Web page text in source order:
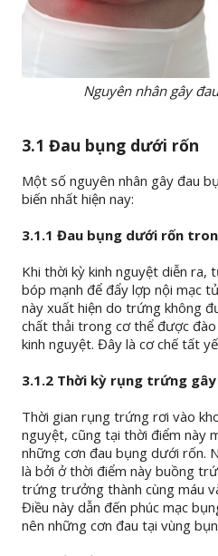
Nguyên nhân gây
3.1 Đau bụng dưới rốn
Một số nguyên nhân gây đau
biến nhất hiện nay:
3.1.1 Đau bụng dưới rốn
Khi thời kỳ kinh nguyệt diễn ra,
bóp mạnh để đẩy lợp nội mạc
này xuất hiện do trứng không
chất thải trong cơ thể được
kinh nguyệt. Đây là cơ chế tất
3.1.2 Thời kỳ rụng trứng
Thời gian rụng trứng rơi vào
nguyệt, cũng tại thời điểm này
những cơn đau bụng dưới rốn.
là bởi ở thời điểm này buồng
trứng trưởng thành cùng máu
Điều này dẫn đến phúc mạc
nên những cơn đau tại vùng